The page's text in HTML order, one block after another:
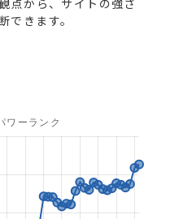
点から、サイトの強さ
できます。